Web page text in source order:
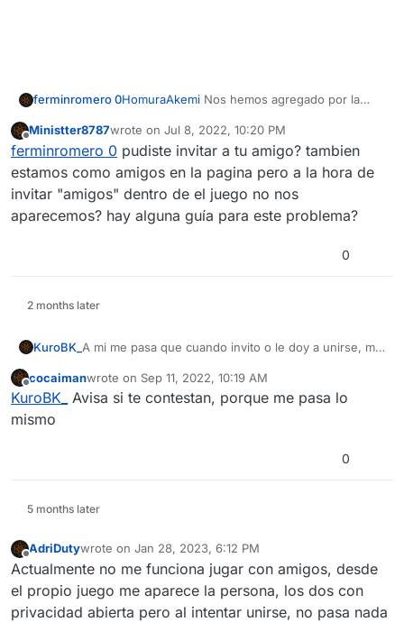
ferminromero 0HomuraAkemi Nos hemos agregado por la
no nos salen nuestros perfiles, como lo
solucionamos¿?
Offline
Ministter8787wrote on Jul 8, 2022, 10:20 PM
last edited by
ferminromero 0 pudiste invitar a tu amigo? tambien
estamos como amigos en la pagina pero a la hora de
invitar "amigos" dentro de el juego no nos
aparecemos? hay alguna guía para este problema?
0
2 months later
KuroBK_ A mi me pasa que cuando invito o le doy a unirse, me
hacer
Offline
cocaimanwrote on Sep 11, 2022, 10:19 AM
last edited by
KuroBK_
Avisa si te contestan, porque me pasa lo
mismo
0
5 months later
Offline
AdriDutywrote on Jan 28, 2023, 6:12 PM
last edited by
Actualmente no me funciona jugar con amigos, desde
el propio juego me aparece la persona, los dos con
privacidad abierta pero al intentar unirse, no pasa nada